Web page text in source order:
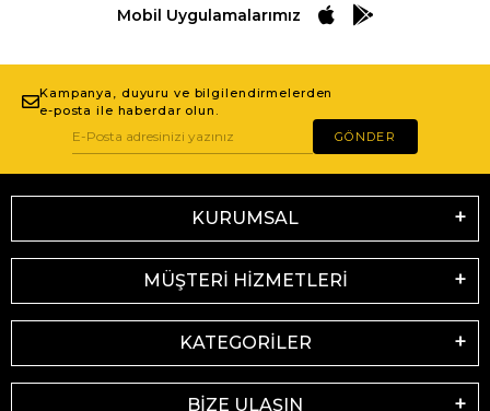
Mobil Uygulamalarımız
Kampanya, duyuru ve bilgilendirmelerden
e-posta ile haberdar olun.
GÖNDER
KURUMSAL
MÜŞTERİ HİZMETLERİ
KATEGORİLER
BİZE ULAŞIN